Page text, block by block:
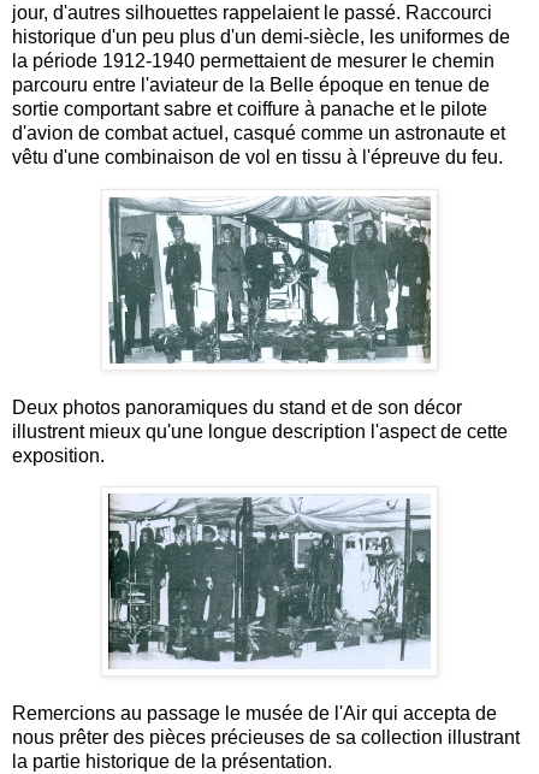
jour, d'autres silhouettes rappelaient le passé. Raccourci
historique d'un peu plus d'un demi-siècle, les uniformes de
la période 1912-1940 permettaient de mesurer le chemin
parcouru entre l'aviateur de la Belle époque en tenue de
sortie comportant sabre et coiffure à panache et le pilote
d'avion de combat actuel, casqué comme un astronaute et
vêtu d'une combinaison de vol en tissu à l'épreuve du feu.
Deux photos panoramiques du stand et de son décor
illustrent mieux qu'une longue description l'aspect de cette
exposition.
Remercions au passage le musée de l'Air qui accepta de
nous prêter des pièces précieuses de sa collection illustrant
la partie historique de la présentation.